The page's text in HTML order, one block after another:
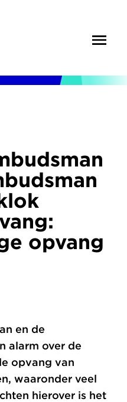
opvang
en de
alarm over de
opvang van
waaronder veel
hierover is het